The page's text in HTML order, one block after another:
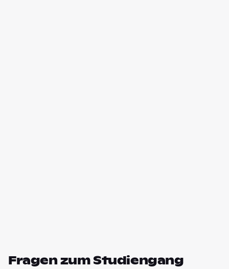
Fragen zum Studiengang